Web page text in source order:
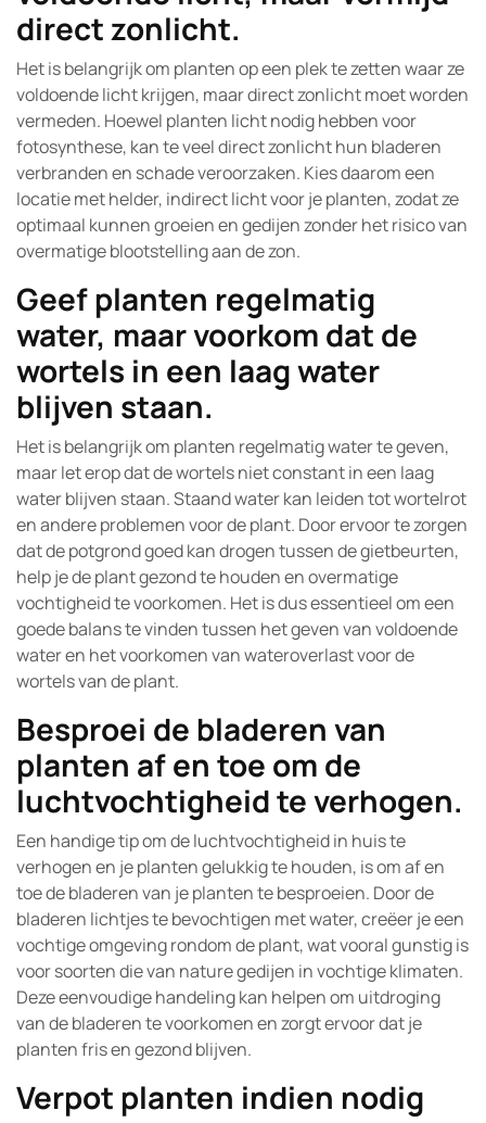
direct zonlicht.
Het is belangrijk om planten op een plek te zetten waar ze
voldoende licht krijgen, maar direct zonlicht moet worden
vermeden. Hoewel planten licht nodig hebben voor
fotosynthese, kan te veel direct zonlicht hun bladeren
verbranden en schade veroorzaken. Kies daarom een
locatie met helder, indirect licht voor je planten, zodat ze
optimaal kunnen groeien en gedijen zonder het risico van
overmatige blootstelling aan de zon.
Geef planten regelmatig
water, maar voorkom dat de
wortels in een laag water
blijven staan.
Het is belangrijk om planten regelmatig water te geven,
maar let erop dat de wortels niet constant in een laag
water blijven staan. Staand water kan leiden tot wortelrot
en andere problemen voor de plant. Door ervoor te zorgen
dat de potgrond goed kan drogen tussen de gietbeurten,
help je de plant gezond te houden en overmatige
vochtigheid te voorkomen. Het is dus essentieel om een
goede balans te vinden tussen het geven van voldoende
water en het voorkomen van wateroverlast voor de
wortels van de plant.
Besproei de bladeren van
planten af en toe om de
luchtvochtigheid te verhogen.
Een handige tip om de luchtvochtigheid in huis te
verhogen en je planten gelukkig te houden, is om af en
toe de bladeren van je planten te besproeien. Door de
bladeren lichtjes te bevochtigen met water, creëer je een
vochtige omgeving rondom de plant, wat vooral gunstig is
voor soorten die van nature gedijen in vochtige klimaten.
Deze eenvoudige handeling kan helpen om uitdroging
van de bladeren te voorkomen en zorgt ervoor dat je
planten fris en gezond blijven.
Verpot planten indien nodig